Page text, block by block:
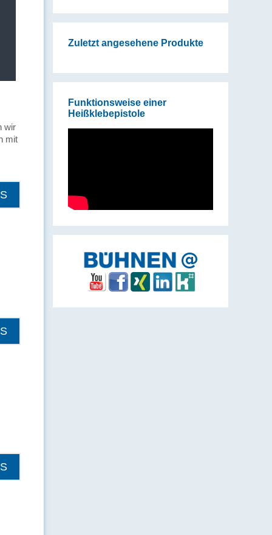
wir
mit
Zuletzt angesehene Produkte
Funktionsweise einer
Heißklebepistole